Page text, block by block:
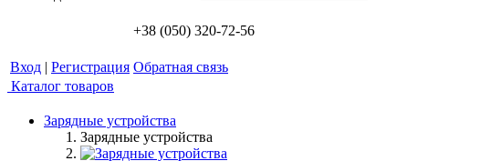
+38 (050) 320-72-56
Вход | Регистрация Обратная связь
Каталог товаров
Зарядные устройства
Зарядные устройства